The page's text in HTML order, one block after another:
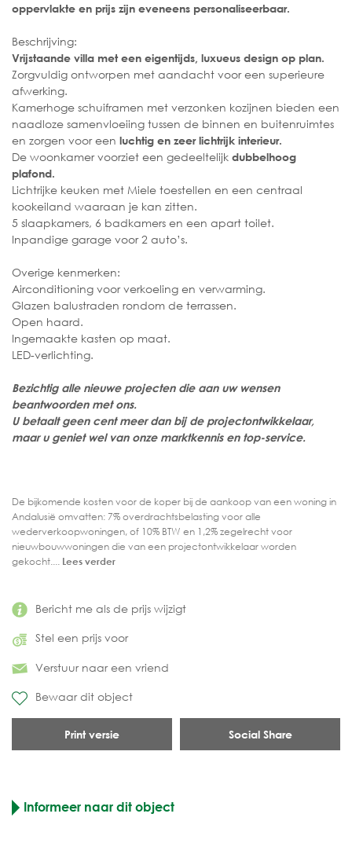
Bericht me als de prijs wijzigt
Stel een prijs voor
Verstuur naar een vriend
Bewaar dit object
Print versie Social Share
oppervlakte en prijs zijn eveneens personaliseerbaar.
Beschrijving:
Vrijstaande villa met een eigentijds, luxueus design op plan.
Zorgvuldig ontworpen met aandacht voor een superieure
afwerking.
Kamerhoge schuiframen met verzonken kozijnen bieden een
naadloze samenvloeiing tussen de binnen en buitenruimtes
en zorgen voor een luchtig en zeer lichtrijk interieur.
De woonkamer voorziet een gedeeltelijk dubbelhoog
plafond.
Lichtrijke keuken met Miele toestellen en een centraal
kookeiland waaraan je kan zitten.
5 slaapkamers, 6 badkamers en een apart toilet.
Inpandige garage voor 2 auto’s.
Overige kenmerken:
Airconditioning voor verkoeling en verwarming.
Glazen balustraden rondom de terrassen.
Open haard.
Ingemaakte kasten op maat.
LED-verlichting.
Bezichtig alle nieuwe projecten die aan uw wensen
beantwoorden met ons.
U betaalt geen cent meer dan bij de projectontwikkelaar,
maar u geniet wel van onze marktkennis en top-service.
De bijkomende kosten voor de koper bij de aankoop van een woning in
Andalusië omvatten: 7% overdrachtsbelasting voor alle
wederverkoopwoningen, of 10% BTW en 1,2% zegelrecht voor
nieuwbouwwoningen die van een projectontwikkelaar worden
gekocht.... Lees verder
Informeer naar dit object